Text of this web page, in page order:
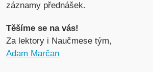
záznamy přednášek.
Těšíme se na vás!
Za lektory i Naučmese tým,
Adam Marčan